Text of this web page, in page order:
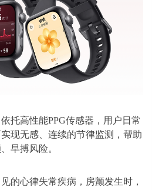
托高性能PPG传感器，用户日常
现无感、连续的节律监测，帮助
早搏风险。
的心律失常疾病，房颤发生时，